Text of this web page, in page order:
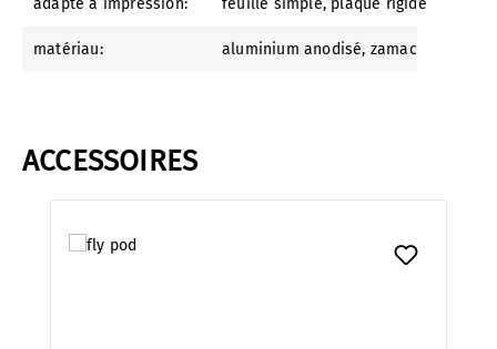
man
rmati
adapté à impression: feuille simple, plaque rigide
matériau: aluminium anodisé, zamac
ACCESSOIRES